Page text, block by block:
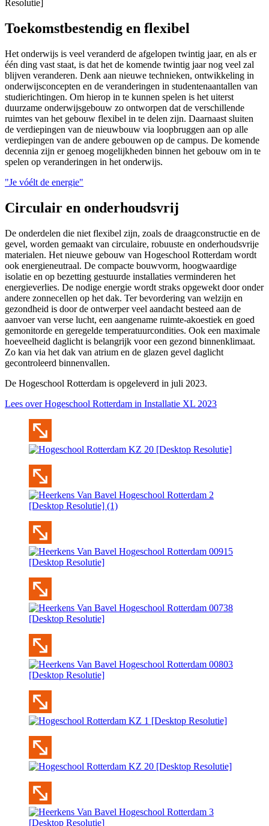
Toekomstbestendig en flexibel
Het onderwijs is veel veranderd de afgelopen twintig jaar, en als er
één ding vast staat, is dat het de komende twintig jaar nog veel zal
blijven veranderen. Denk aan nieuwe technieken, ontwikkeling in
onderwijsconcepten en de veranderingen in studentenaantallen van
studierichtingen. Om hierop in te kunnen spelen is het uiterst
duurzame onderwijsgebouw zo ontworpen dat de verschillende
ruimtes van het gebouw flexibel in te delen zijn. Daarnaast sluiten
de verdiepingen van de nieuwbouw via loopbruggen aan op alle
verdiepingen van de andere gebouwen op de campus. De komende
decennia zijn er genoeg mogelijkheden binnen het gebouw om in te
spelen op veranderingen in het onderwijs.
"Je vóélt de energie"
Circulair en onderhoudsvrij
De onderdelen die niet flexibel zijn, zoals de draagconstructie en de
gevel, worden gemaakt van circulaire, robuuste en onderhoudsvrije
materialen. Het nieuwe gebouw van Hogeschool Rotterdam wordt
ook energieneutraal. De compacte bouwvorm, hoogwaardige
isolatie en op bezetting gestuurde installaties verminderen het
energieverlies. De nodige energie wordt straks opgewekt door onder
andere zonnecellen op het dak. Ter bevordering van welzijn en
gezondheid is door de ontwerper veel aandacht besteed aan de
aanvoer van verse lucht, een aangename ruimte-akoestiek en goed
gemonitorde en geregelde temperatuurcondities. Ook een maximale
hoeveelheid daglicht is belangrijk voor een gezond binnenklimaat.
Zo kan via het dak van atrium en de glazen gevel daglicht
gecontroleerd binnenvallen.
De Hogeschool Rotterdam is opgeleverd in juli 2023.
Lees over Hogeschool Rotterdam in Installatie XL 2023